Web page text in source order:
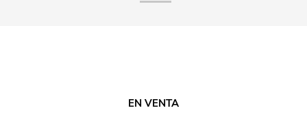
EN VENTA